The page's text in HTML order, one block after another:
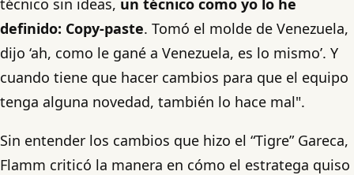
definido: Copy-paste. Tomó el molde de Venezuela,
dijo ‘ah, como le gané a Venezuela, es lo mismo’. Y
cuando tiene que hacer cambios para que el equipo
tenga alguna novedad, también lo hace mal".
Sin entender los cambios que hizo el “Tigre” Gareca,
Flamm criticó la manera en cómo el estratega quiso